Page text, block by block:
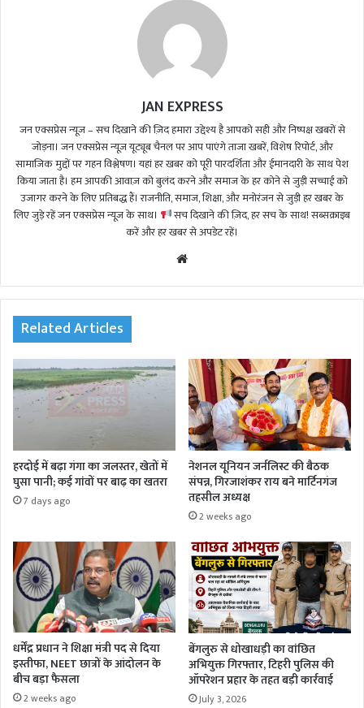
JAN EXPRESS
जन एक्सप्रेस न्यूज़ – सच दिखाने की ज़िद हमारा उद्देश्य है आपको सही और निष्पक्ष खबरों से
जोड़ना। जन एक्सप्रेस न्यूज़ यूट्यूब चैनल पर आप पाएंगे ताजा खबरें, विशेष रिपोर्ट, और
सामाजिक मुद्दों पर गहन विश्लेषण। यहां हर खबर को पूरी पारदर्शिता और ईमानदारी के साथ पेश
किया जाता है। हम आपकी आवाज़ को बुलंद करने और समाज के हर कोने से जुड़ी सच्चाई को
उजागर करने के लिए प्रतिबद्ध हैं। राजनीति, समाज, शिक्षा, और मनोरंजन से जुड़ी हर खबर के
लिए जुड़े रहें जन एक्सप्रेस न्यूज़ के साथ।
सच दिखाने की ज़िद, हर सच के साथ! सब्सक्राइब
करें और हर खबर से अपडेट रहें।
te
Related Articles
हरदोई में बढ़ा गंगा का जलस्तर, खेतों में
घुसा पानी; कई गांवों पर बाढ़ का खतरा
7 days ago
नेशनल यूनियन जर्नलिस्ट की बैठक
संपन्न, गिरजाशंकर राय बने मार्टिनगंज
तहसील अध्यक्ष
2 weeks ago
धर्मेंद्र प्रधान ने शिक्षा मंत्री पद से दिया
इस्तीफा, NEET छात्रों के आंदोलन के
बीच बड़ा फैसला
2 weeks ago
बेंगलुरु से धोखाधड़ी का वांछित
अभियुक्त गिरफ्तार, टिहरी पुलिस की
ऑपरेशन प्रहार के तहत बड़ी कार्रवाई
July 3, 2026